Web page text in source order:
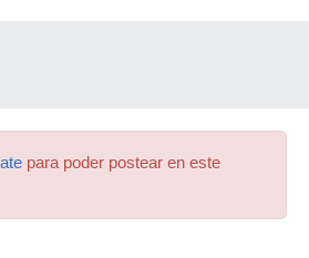
para poder postear en este